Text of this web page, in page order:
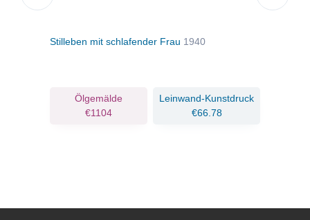
Stilleben mit schlafender Frau 1940
Ölgemälde
€1104
Leinwand-Kunstdruck
€66.78